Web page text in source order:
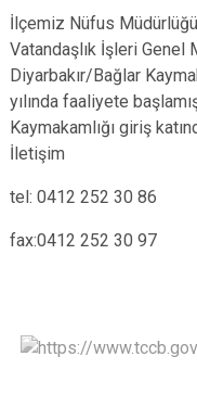
İlçemiz Nüfus
Vatandaşlık İşleri
Diyarbakır/Bağlar
yılında faaliyete
Kaymakamlığı giriş
İletişim
tel: 0412 252 30 86
fax:0412 252 30 97